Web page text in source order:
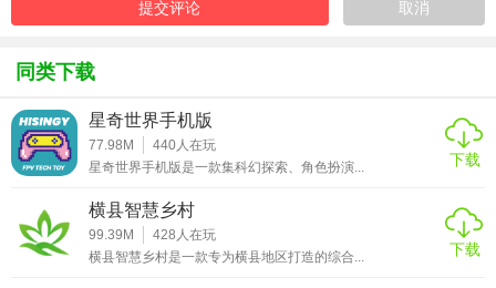
3. 成本效益高：相比其他同类软件，风筝守护旧版本在功能
风筝守护旧版本是一款非常适合家庭使用的安全与健康管理
软件。它不仅能够帮助用户实时掌握家人的位置信息和健康
的帮助与支持。如果你正在寻找一款能够全面守护家庭安全
的软件，那么风筝守护旧版本绝对是一个不错的选择。
同类下载
星奇世界手机版
77.98M 440 人在玩
星奇世界手机版是一款集科幻探索、角色扮演...
下载
横县智慧乡村
99.39M 428 人在玩
横县智慧乡村是一款专为横县地区打造的综合...
下载